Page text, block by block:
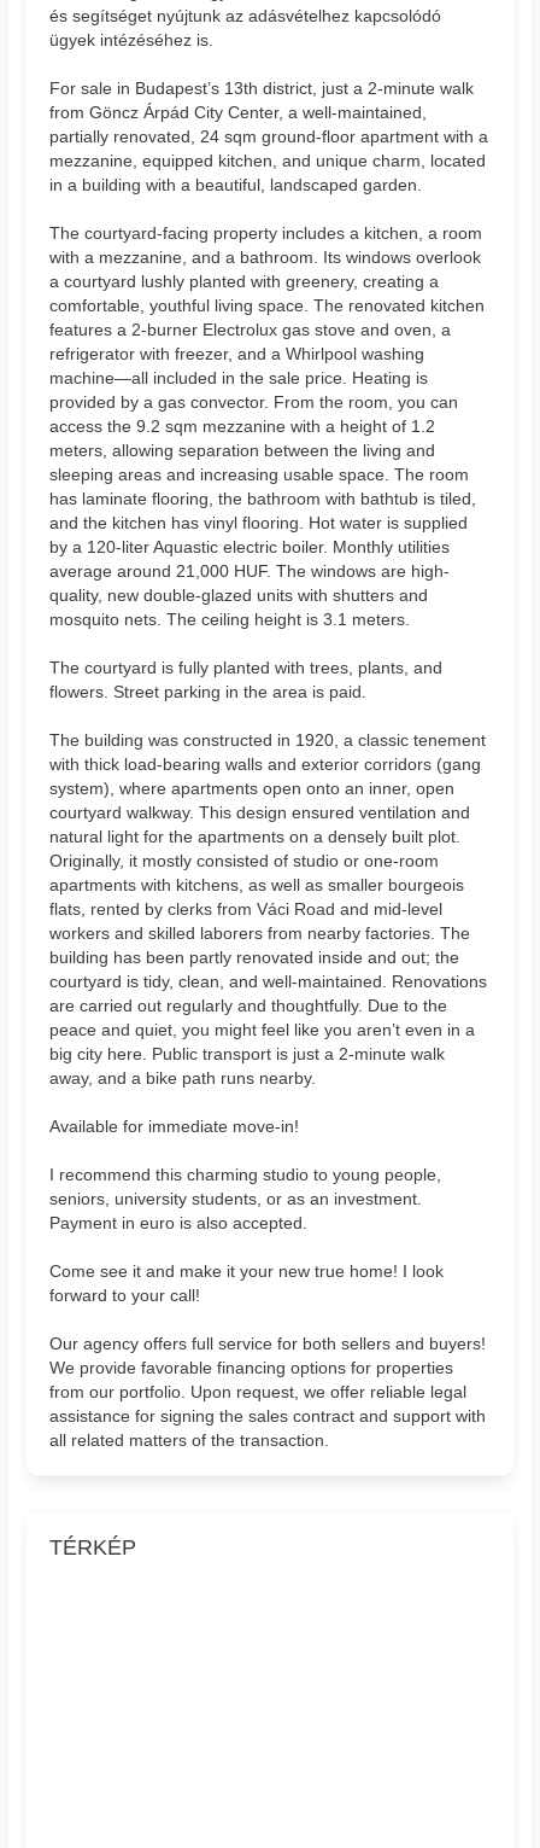
és segítséget nyújtunk az adásvételhez kapcsolódó
ügyek intézéséhez is.
For sale in Budapest’s 13th district, just a 2-minute walk
from Göncz Árpád City Center, a well-maintained,
partially renovated, 24 sqm ground-floor apartment with a
mezzanine, equipped kitchen, and unique charm, located
in a building with a beautiful, landscaped garden.
The courtyard-facing property includes a kitchen, a room
with a mezzanine, and a bathroom. Its windows overlook
a courtyard lushly planted with greenery, creating a
comfortable, youthful living space. The renovated kitchen
features a 2-burner Electrolux gas stove and oven, a
refrigerator with freezer, and a Whirlpool washing
machine—all included in the sale price. Heating is
provided by a gas convector. From the room, you can
access the 9.2 sqm mezzanine with a height of 1.2
meters, allowing separation between the living and
sleeping areas and increasing usable space. The room
has laminate flooring, the bathroom with bathtub is tiled,
and the kitchen has vinyl flooring. Hot water is supplied
by a 120-liter Aquastic electric boiler. Monthly utilities
average around 21,000 HUF. The windows are high-
quality, new double-glazed units with shutters and
mosquito nets. The ceiling height is 3.1 meters.
The courtyard is fully planted with trees, plants, and
flowers. Street parking in the area is paid.
The building was constructed in 1920, a classic tenement
with thick load-bearing walls and exterior corridors (gang
system), where apartments open onto an inner, open
courtyard walkway. This design ensured ventilation and
natural light for the apartments on a densely built plot.
Originally, it mostly consisted of studio or one-room
apartments with kitchens, as well as smaller bourgeois
flats, rented by clerks from Váci Road and mid-level
workers and skilled laborers from nearby factories. The
building has been partly renovated inside and out; the
courtyard is tidy, clean, and well-maintained. Renovations
are carried out regularly and thoughtfully. Due to the
peace and quiet, you might feel like you aren’t even in a
big city here. Public transport is just a 2-minute walk
away, and a bike path runs nearby.
Available for immediate move-in!
I recommend this charming studio to young people,
seniors, university students, or as an investment.
Payment in euro is also accepted.
Come see it and make it your new true home! I look
forward to your call!
Our agency offers full service for both sellers and buyers!
We provide favorable financing options for properties
from our portfolio. Upon request, we offer reliable legal
assistance for signing the sales contract and support with
all related matters of the transaction.
TÉRKÉP